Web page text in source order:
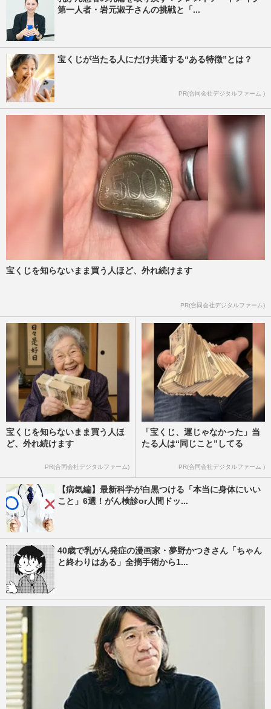
第一人者・岩元淑子さんの挑戦と「...
宝くじが当たる人にだけ共通する“ある特徴”とは？
PR(合同会社デジタルファーム )
宝くじを知らないまま買う人ほど、外れ続けます
PR(合同会社デジタルファーム)
宝くじを知らないまま買う人ほ
ど、外れ続けます
PR(合同会社デジタルファーム)
「宝くじ、運じゃなかった」当
たる人は“同じこと”してる
PR(合同会社デジタルファーム )
【病気編】最新科学が白黒つける「本当に身体にいい
こと」6選！がん検診or人間ドッ...
40歳で乳がん発症の漫画家・夢野かつきさん「ちゃん
と終わりはある」全摘手術から1...